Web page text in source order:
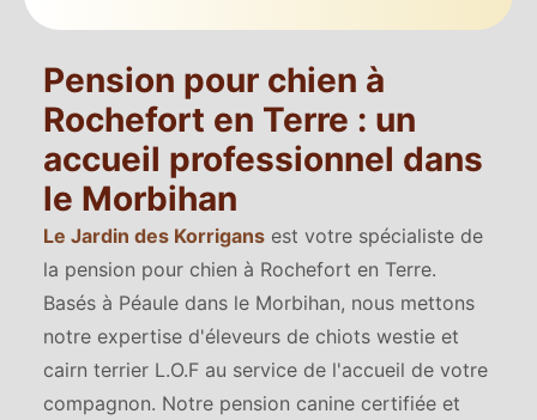
Pension pour chien à
Rochefort en Terre : un
accueil professionnel dans
le Morbihan
Le Jardin des Korrigans est votre spécialiste de
la pension pour chien à Rochefort en Terre.
Basés à Péaule dans le Morbihan, nous mettons
notre expertise d'éleveurs de chiots westie et
cairn terrier L.O.F au service de l'accueil de votre
compagnon. Notre pension canine certifiée et